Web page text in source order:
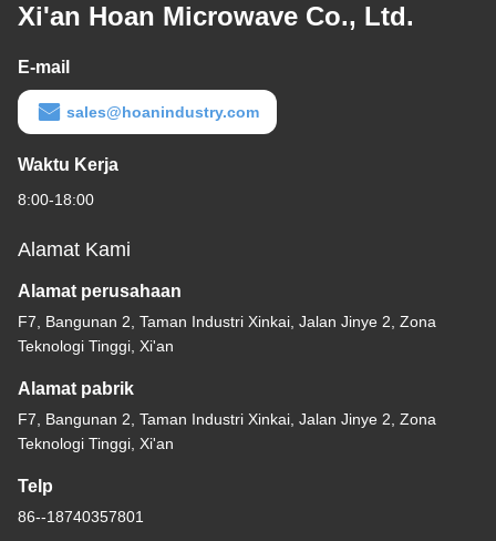
Xi'an Hoan Microwave Co., Ltd.
E-mail
sales@hoanindustry.com
Waktu Kerja
8:00-18:00
Alamat Kami
Alamat perusahaan
F7, Bangunan 2, Taman Industri Xinkai, Jalan Jinye 2, Zona
Teknologi Tinggi, Xi'an
Alamat pabrik
F7, Bangunan 2, Taman Industri Xinkai, Jalan Jinye 2, Zona
Teknologi Tinggi, Xi'an
Telp
86--18740357801